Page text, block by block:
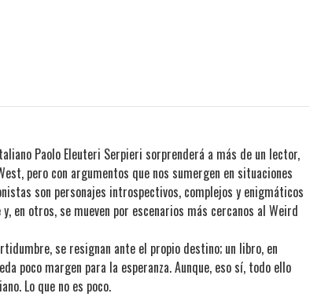
Paolo Eleuteri Serpieri sorprenderá a más de un lector,
pero con argumentos que nos sumergen en situaciones
son personajes introspectivos, complejos y enigmáticos
en otros, se mueven por escenarios más cercanos al Weird
se resignan ante el propio destino; un libro, en
poco margen para la esperanza. Aunque, eso sí, todo ello
Lo que no es poco.